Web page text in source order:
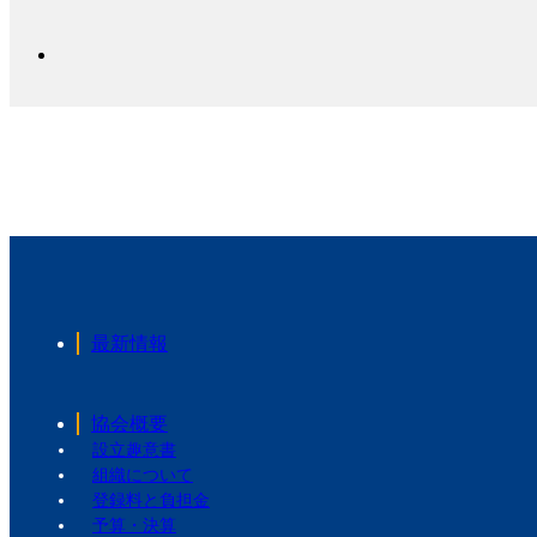
最新情報
協会概要
設立趣意書
組織について
登録料と負担金
予算・決算